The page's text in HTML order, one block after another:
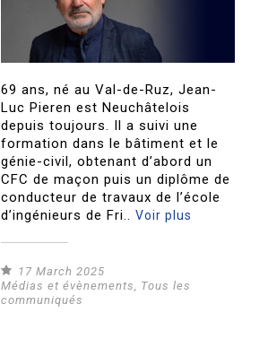
69 ans, né au Val-de-Ruz, Jean-
Luc Pieren est Neuchâtelois
depuis toujours. Il a suivi une
formation dans le bâtiment et le
génie-civil, obtenant d’abord un
CFC de maçon puis un diplôme de
conducteur de travaux de l’école
d’ingénieurs de Fri..Voir plus
17 March 2025
Médias et évènements, Tous les
communiqués